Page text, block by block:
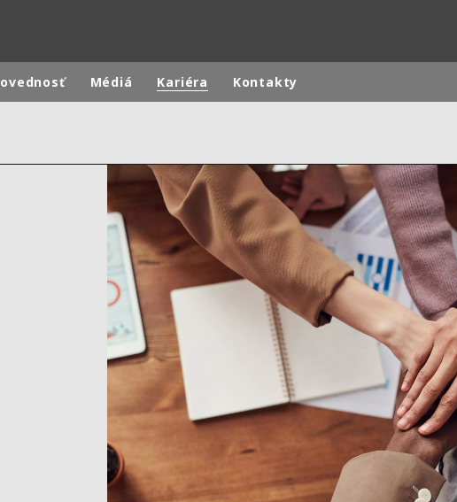
AND NEW ZEALAND
EUROPE
LATIN AMERICA
NORTH AMERICA
Médiá Kariéra Kontakty